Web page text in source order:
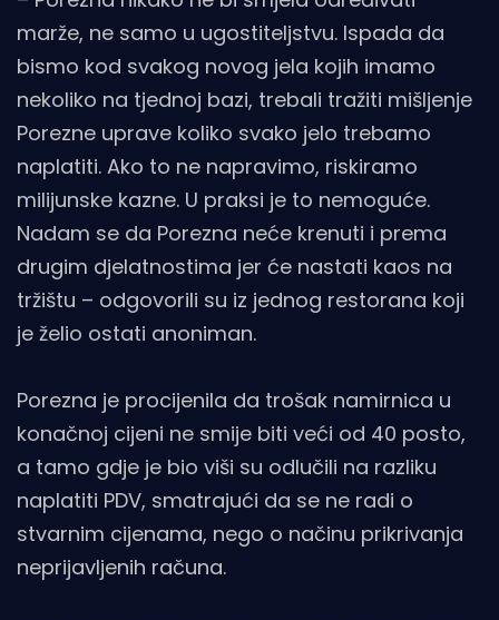
marže, ne samo u ugostiteljstvu. Ispada da
bismo kod svakog novog jela kojih imamo
nekoliko na tjednoj bazi, trebali tražiti mišljenje
Porezne uprave koliko svako jelo trebamo
naplatiti. Ako to ne napravimo, riskiramo
milijunske kazne. U praksi je to nemoguće.
Nadam se da Porezna neće krenuti i prema
drugim djelatnostima jer će nastati kaos na
tržištu – odgovorili su iz jednog restorana koji
je želio ostati anoniman.
Porezna je procijenila da trošak namirnica u
konačnoj cijeni ne smije biti veći od 40 posto,
a tamo gdje je bio viši su odlučili na razliku
naplatiti PDV, smatrajući da se ne radi o
stvarnim cijenama, nego o načinu prikrivanja
neprijavljenih računa.